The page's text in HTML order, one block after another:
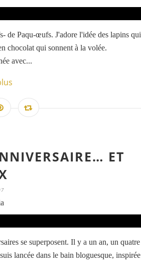
de Paqu-œufs. J'adore l'idée des lapins qui
chocolat qui sonnent à la volée.
avec...
ET
se superposent. Il y a un an, un quatre
lancée dans le bain bloguesque, inspirée